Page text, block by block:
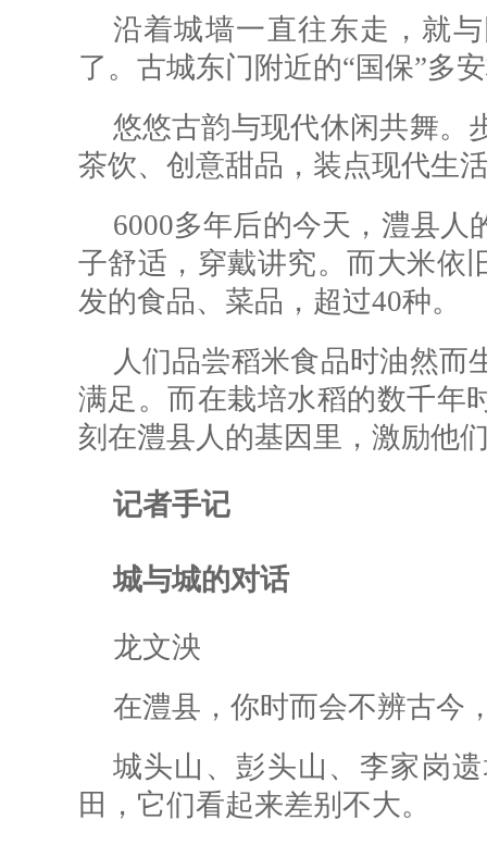
沿着城墙一直往东走，就
了。古城东门附近的“国保”多
悠悠古韵与现代休闲共舞。
茶饮、创意甜品，装点现代生
6000多年后的今天，澧县
子舒适，穿戴讲究。而大米依
发的食品、菜品，超过40种。
人们品尝稻米食品时油然而
满足。而在栽培水稻的数千年
刻在澧县人的基因里，激励他
记者手记
城与城的对话
龙文泱
在澧县，你时而会不辨古今
城头山、彭头山、李家岗
田，它们看起来差别不大。